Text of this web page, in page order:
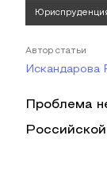
Автор статьи
Искандарова
Проблема